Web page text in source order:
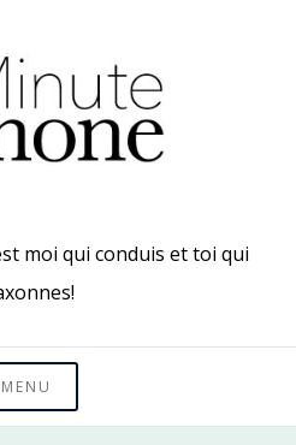
moi qui conduis et toi qui
MENU